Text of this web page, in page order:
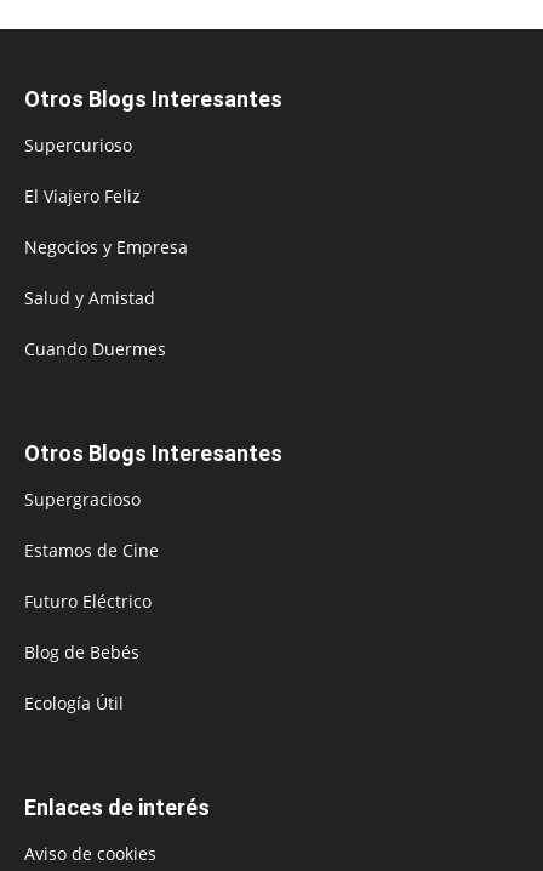
Otros Blogs Interesantes
Supercurioso
El Viajero Feliz
Negocios y Empresa
Salud y Amistad
Cuando Duermes
Otros Blogs Interesantes
Supergracioso
Estamos de Cine
Futuro Eléctrico
Blog de Bebés
Ecología Útil
Enlaces de interés
Aviso de cookies